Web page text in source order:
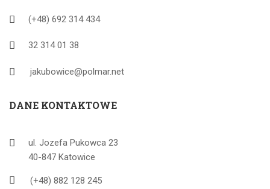
(+48) 692 314 434
32 314 01 38
jakubowice@polmar.net
DANE KONTAKTOWE
ul. Jozefa Pukowca 23
40-847 Katowice
(+48) 882 128 245